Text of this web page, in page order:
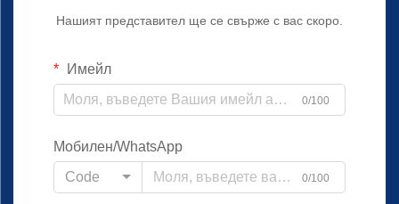
Нашият представител ще се свърже с вас скоро.
Имейл
0/100
Мобилен/WhatsApp
Code
0/100